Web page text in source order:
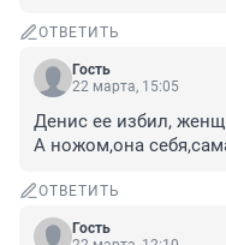
ОТВЕТИТЬ
Гость
22 марта, 15:05
Денис ее избил,
А ножом,она
ОТВЕТИТЬ
Гость